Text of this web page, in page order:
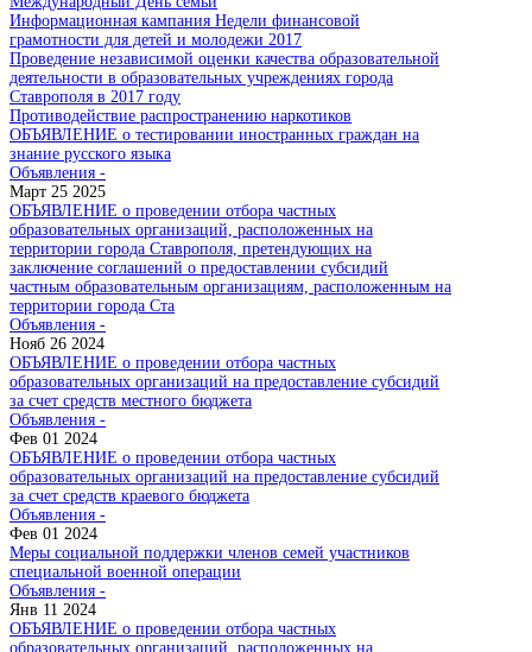
Информационная кампания Недели финансовой
грамотности для детей и молодежи 2017
Проведение независимой оценки качества образовательной
деятельности в образовательных учреждениях города
Ставрополя в 2017 году
Противодействие распространению наркотиков
ОБЪЯВЛЕНИЕ о тестировании иностранных граждан на
знание русского языка
Объявления -
Март 25 2025
ОБЪЯВЛЕНИЕ о проведении отбора частных
образовательных организаций, расположенных на
территории города Ставрополя, претендующих на
заключение соглашений о предоставлении субсидий
частным образовательным организациям, расположенным на
территории города Ста
Объявления -
Нояб 26 2024
ОБЪЯВЛЕНИЕ о проведении отбора частных
образовательных организаций на предоставление субсидий
за счет средств местного бюджета
Объявления -
Фев 01 2024
ОБЪЯВЛЕНИЕ о проведении отбора частных
образовательных организаций на предоставление субсидий
за счет средств краевого бюджета
Объявления -
Фев 01 2024
Меры социальной поддержки членов семей участников
специальной военной операции
Объявления -
Янв 11 2024
ОБЪЯВЛЕНИЕ о проведении отбора частных
образовательных организаций, расположенных на